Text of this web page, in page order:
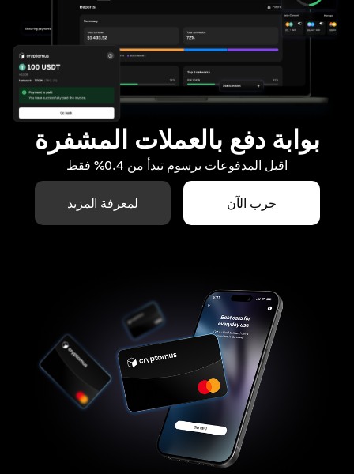
بوابة دفع بالعملات المشفرة
اقبل المدفوعات برسوم تبدأ من 0.4% فقط
جرب الآن لمعرفة المزيد